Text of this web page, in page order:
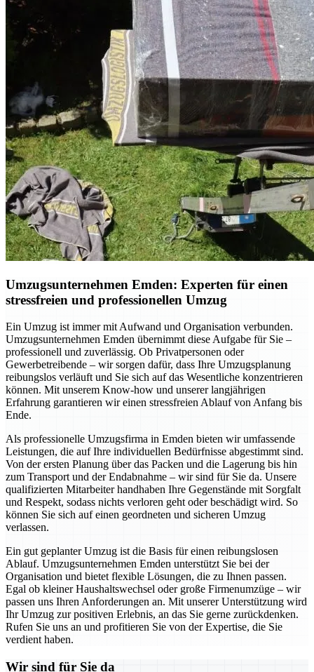
Umzugsunternehmen Emden: Experten für einen
stressfreien und professionellen Umzug
Ein Umzug ist immer mit Aufwand und Organisation verbunden.
Umzugsunternehmen Emden übernimmt diese Aufgabe für Sie –
professionell und zuverlässig. Ob Privatpersonen oder
Gewerbetreibende – wir sorgen dafür, dass Ihre Umzugsplanung
reibungslos verläuft und Sie sich auf das Wesentliche konzentrieren
können. Mit unserem Know-how und unserer langjährigen
Erfahrung garantieren wir einen stressfreien Ablauf von Anfang bis
Ende.
Als professionelle Umzugsfirma in Emden bieten wir umfassende
Leistungen, die auf Ihre individuellen Bedürfnisse abgestimmt sind.
Von der ersten Planung über das Packen und die Lagerung bis hin
zum Transport und der Endabnahme – wir sind für Sie da. Unsere
qualifizierten Mitarbeiter handhaben Ihre Gegenstände mit Sorgfalt
und Respekt, sodass nichts verloren geht oder beschädigt wird. So
können Sie sich auf einen geordneten und sicheren Umzug
verlassen.
Ein gut geplanter Umzug ist die Basis für einen reibungslosen
Ablauf. Umzugsunternehmen Emden unterstützt Sie bei der
Organisation und bietet flexible Lösungen, die zu Ihnen passen.
Egal ob kleiner Haushaltswechsel oder große Firmenumzüge – wir
passen uns Ihren Anforderungen an. Mit unserer Unterstützung wird
Ihr Umzug zur positiven Erlebnis, an das Sie gerne zurückdenken.
Rufen Sie uns an und profitieren Sie von der Expertise, die Sie
verdient haben.
Wir sind für Sie da